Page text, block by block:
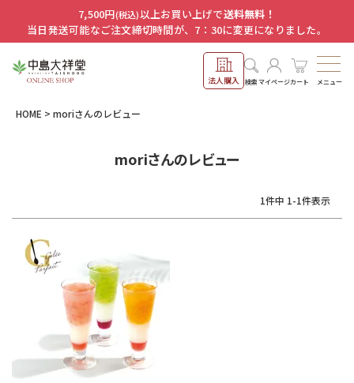
7,500円(税込)以上お買い上げで送料無料！
当日発送可能なご注文締切時間が、7：30に変更になりました。
法人購入 検索マイページカート メニュー
HOME moriさんのレビュー
moriさんのレビュー
1件中 1-1件表示